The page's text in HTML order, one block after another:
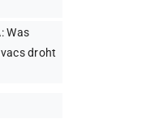
Was
droht